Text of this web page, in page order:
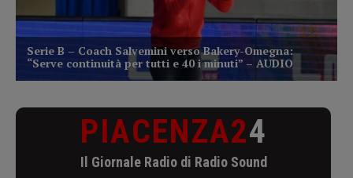
PIACENZA24
Il Giornale Radio di Radio Sound